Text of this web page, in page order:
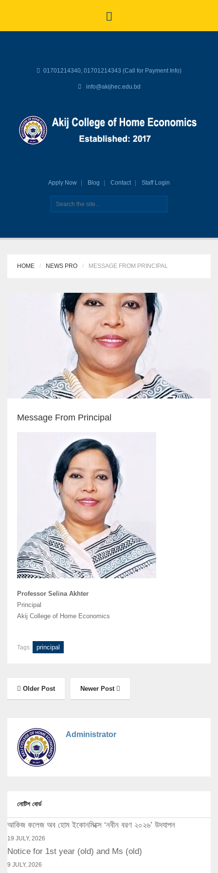
01701214340, 01701214343 (Call for Payment Info)
info@akijhec.edu.bd
Apply Now Blog Contact Staff Login
HOME NEWS PRO MESSAGE FROM PRINCIPAL
Message From Principal
Professor Selina Akhter
Principal
Akij College of Home Economics
Tags: principal
Older Post Newer Post
Administrator
নোটিশ বোর্ড
আকিজ কলেজ অব হোম ইকোনমিক্সে ‘নবীন বরণ ২০২৬’ উদযাপন
19 JULY, 2026
Notice for 1st year (old) and Ms (old)
9 JULY, 2026